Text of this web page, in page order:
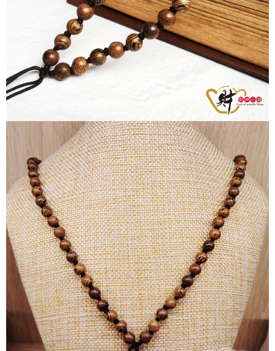
「AFTEE先享後付」，若未經同意申辦者引起之損失，本公司不負相關責
４．使用「AFTEE先享後付」時，將依據個別帳號之用戶狀況，依本公司即
時審查核予不同之上限額度；若仍有額度不足之情形，本公司將視審查結果
請求用戶進行身份認證。
５．嚴禁一人註冊多個帳號或使用他人資訊註冊。若發現惡意使用之情形，
恩沛科技股份有限公司將有權停止該用戶之使用額度並採取法律行動。
每筆NT$80，滿NT$1,288(含以上)免運費
付款後7-11取貨
每筆NT$80，滿NT$1,288(含以上)免運費
宅配
每筆NT$80，滿NT$1,200(含以上)免運費
每筆NT$150，滿NT$1,500(含以上)免運費